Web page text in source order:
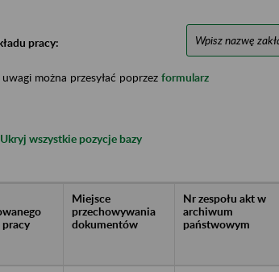
pracy:
można przesyłać poprzez formularz
Ukryj wszystkie pozycje bazy
pracy
Miejsce
przechowywania
dokumentów
Nr zespołu akt w
archiwum
państwowym